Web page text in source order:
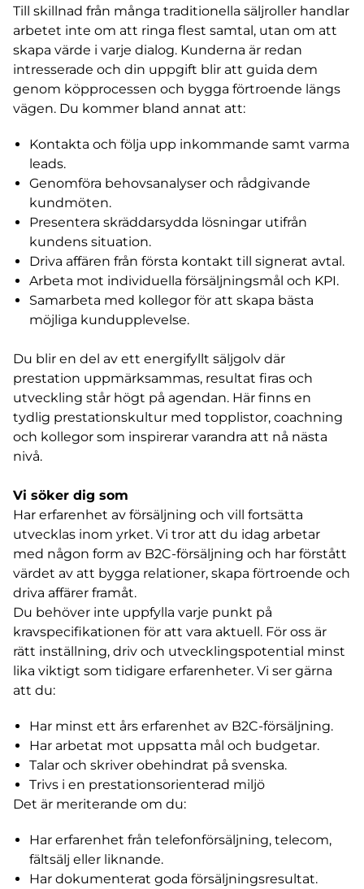
Till skillnad från många traditionella säljroller handlar
arbetet inte om att ringa flest samtal, utan om att
skapa värde i varje dialog. Kunderna är redan
intresserade och din uppgift blir att guida dem
genom köpprocessen och bygga förtroende längs
vägen. Du kommer bland annat att:
Kontakta och följa upp inkommande samt varma
leads.
Genomföra behovsanalyser och rådgivande
kundmöten.
Presentera skräddarsydda lösningar utifrån
kundens situation.
Driva affären från första kontakt till signerat avtal.
Arbeta mot individuella försäljningsmål och KPI.
Samarbeta med kollegor för att skapa bästa
möjliga kundupplevelse.
Du blir en del av ett energifyllt säljgolv där
prestation uppmärksammas, resultat firas och
utveckling står högt på agendan. Här finns en
tydlig prestationskultur med topplistor, coachning
och kollegor som inspirerar varandra att nå nästa
nivå.
Vi söker dig som
Har erfarenhet av försäljning och vill fortsätta
utvecklas inom yrket. Vi tror att du idag arbetar
med någon form av B2C-försäljning och har förstått
värdet av att bygga relationer, skapa förtroende och
driva affärer framåt.
Du behöver inte uppfylla varje punkt på
kravspecifikationen för att vara aktuell. För oss är
rätt inställning, driv och utvecklingspotential minst
lika viktigt som tidigare erfarenheter. Vi ser gärna
att du:
Har minst ett års erfarenhet av B2C-försäljning.
Har arbetat mot uppsatta mål och budgetar.
Talar och skriver obehindrat på svenska.
Trivs i en prestationsorienterad miljö
Det är meriterande om du:
Har erfarenhet från telefonförsäljning, telecom,
fältsälj eller liknande.
Har dokumenterat goda försäljningsresultat.